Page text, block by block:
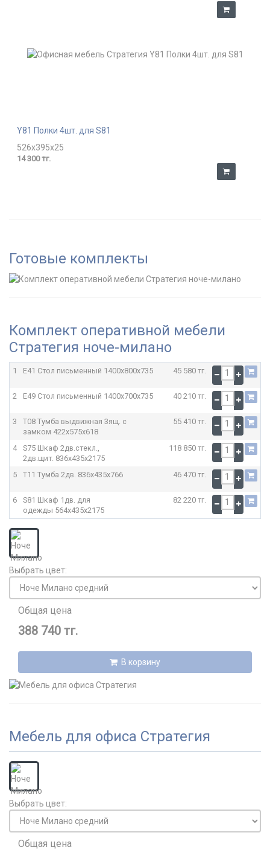
Y81 Полки 4шт. для S81
526x395x25
14 300 тг.
Готовые комплекты
Комплект оперативной мебели
Стратегия ноче-милано
1 E41 Стол письменный 1400x800x735 45 580 тг.
2 E49 Стол письменный 1400x700x735 40 210 тг.
3
T08 Тумба выдвижная 3ящ. с
замком 422x575x618
55 410 тг.
4
S75 Шкаф 2дв.стекл.,
2дв.щит. 836x435x2175
118 850 тг.
5 T11 Тумба 2дв. 836x435x766 46 470 тг.
6
S81 Шкаф 1дв. для
одежды 564x435x2175
82 220 тг.
Выбрать цвет:
Общая цена
388 740 тг.
В корзину
Мебель для офиса Стратегия
Выбрать цвет:
Общая цена